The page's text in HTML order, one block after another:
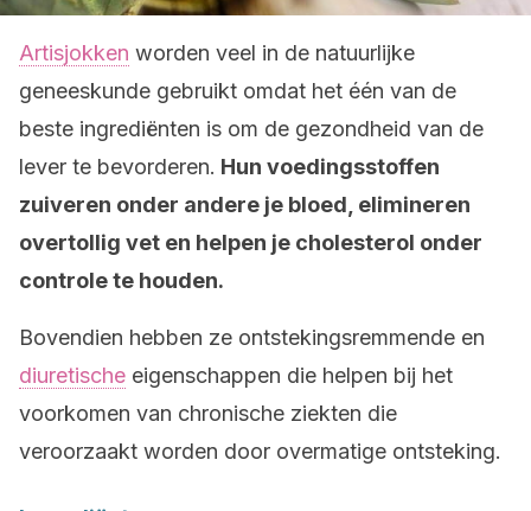
Artisjokken worden veel in de natuurlijke
geneeskunde gebruikt omdat het één van de
beste ingrediënten is om de gezondheid van de
lever te bevorderen. Hun voedingsstoffen
zuiveren onder andere je bloed, elimineren
overtollig vet en helpen je cholesterol onder
controle te houden.
Bovendien hebben ze ontstekingsremmende en
diuretische eigenschappen die helpen bij het
voorkomen van chronische ziekten die
veroorzaakt worden door overmatige ontsteking.